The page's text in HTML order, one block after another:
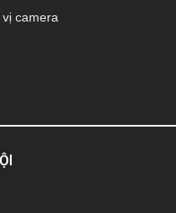
camera